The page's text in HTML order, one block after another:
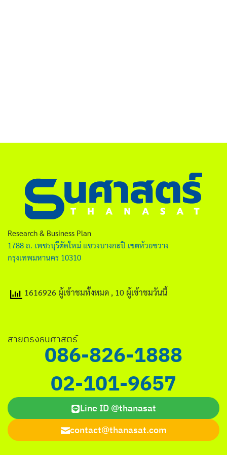
Research & Business Plan
1788 ถ. เพชรบุรีตัดใหม่ แขวงบางกะปิ เขตห้วยขวาง
กรุงเทพมหานคร 10310
1616926 ผู้เข้าชมทั้งหมด , 10 ผู้เข้าชมวันนี้
สายตรงธนศาสตร์
086-826-1888
02-101-9657
Line ID @thanasat
contact@thanasat.com